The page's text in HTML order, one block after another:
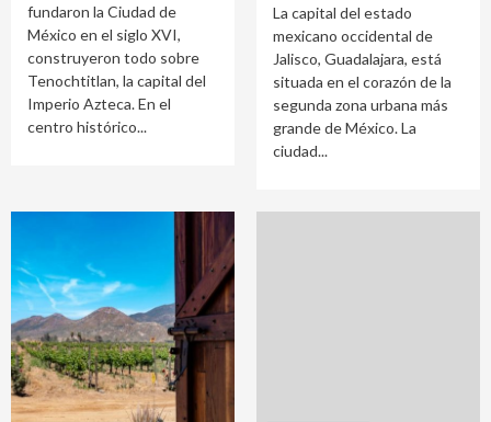
fundaron la Ciudad de
México en el siglo XVI,
construyeron todo sobre
Tenochtitlan, la capital del
Imperio Azteca. En el
centro histórico...
La capital del estado
mexicano occidental de
Jalisco, Guadalajara, está
situada en el corazón de la
segunda zona urbana más
grande de México. La
ciudad...